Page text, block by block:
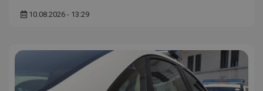
10.08.2026 - 13:29